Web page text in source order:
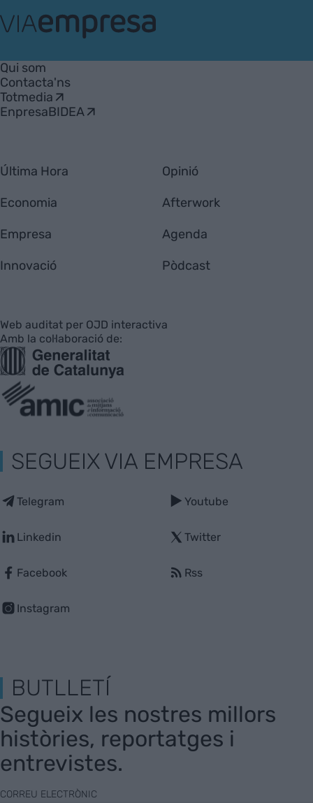
Empresa
Qui som
Contacta'ns
Totmedia
EnpresaBIDEA
Última Hora
Economia
Empresa
Innovació
Opinió
Afterwork
Agenda
Pòdcast
Web auditat per OJD interactiva
Amb la col·laboració de:
SEGUEIX VIA EMPRESA
Telegram
Linkedin
Facebook
Instagram
Youtube
Twitter
Rss
BUTLLETÍ
Segueix les nostres millors
històries, reportatges i
entrevistes.
CORREU ELECTRÒNIC